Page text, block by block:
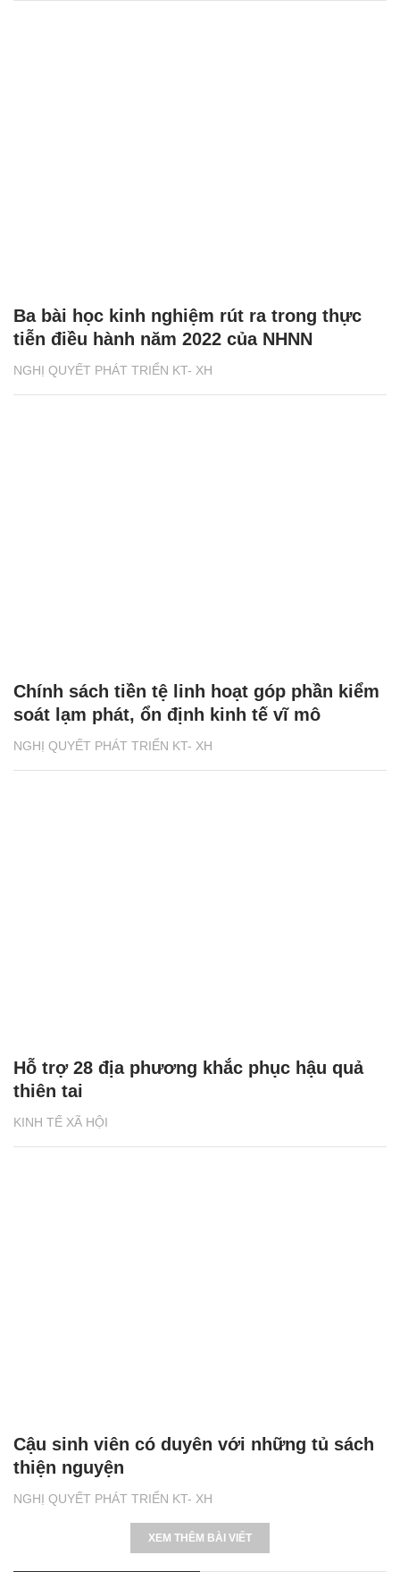
NGHỊ QUYẾT PHÁT TRIỂN KT- XH
Ba bài học kinh nghiệm rút ra trong thực
tiễn điều hành năm 2022 của NHNN
NGHỊ QUYẾT PHÁT TRIỂN KT- XH
Chính sách tiền tệ linh hoạt góp phần kiểm
soát lạm phát, ổn định kinh tế vĩ mô
KINH TẾ XÃ HỘI
Hỗ trợ 28 địa phương khắc phục hậu quả
thiên tai
NGHỊ QUYẾT PHÁT TRIỂN KT- XH
Cậu sinh viên có duyên với những tủ sách
thiện nguyện
XEM THÊM BÀI VIẾT